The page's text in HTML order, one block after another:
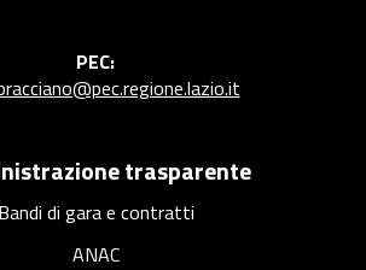
PEC:
trasparente
Bandi di gara e contratti
ANAC